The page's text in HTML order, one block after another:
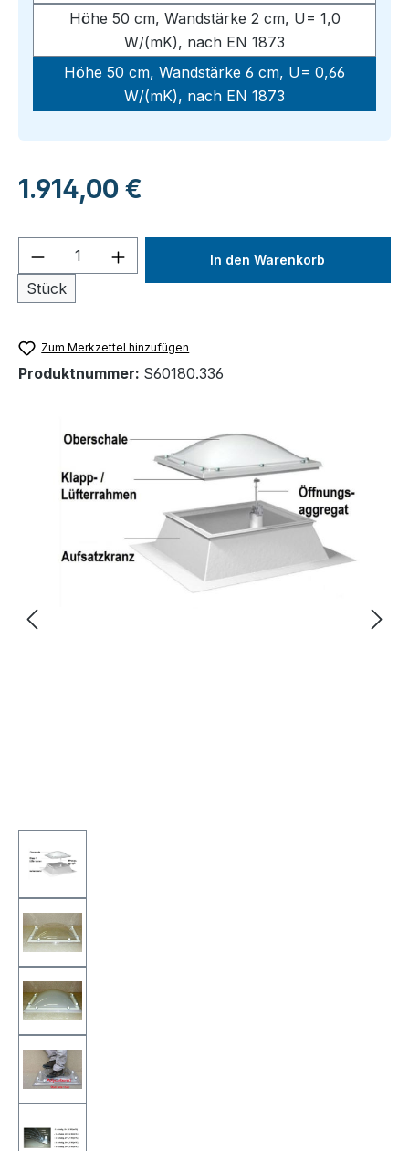
Höhe 50 cm, Wandstärke 2 cm, U= 1,0
W/(mK), nach EN 1873
Höhe 50 cm, Wandstärke 6 cm, U= 0,66
W/(mK), nach EN 1873
Regulärer Preis:
1.914,00 €
Produkt Anzahl: Gib den
Stück
In den Warenkorb
Zum Merkzettel hinzufügen
Produktnummer: S60180.336